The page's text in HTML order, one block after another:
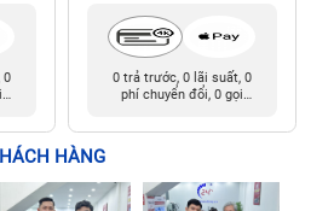
0
0 trả trước, 0 lãi suất, 0
phí chuyển đổi, 0 gọi
HÀNG